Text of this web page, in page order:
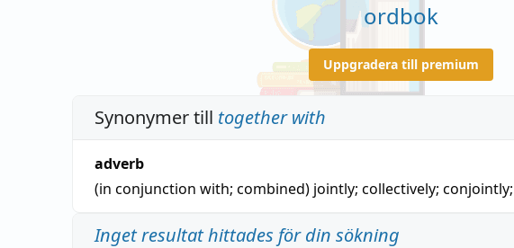
ordbok
Uppgradera till premium
Synonymer till together with
adverb
(in conjunction with; combined) jointly; collectively; conjointly;
Inget resultat hittades för din sökning